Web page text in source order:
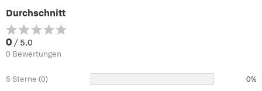
Durchschnitt
0 / 5.0
0 Bewertungen
5 Sterne (0) 0%